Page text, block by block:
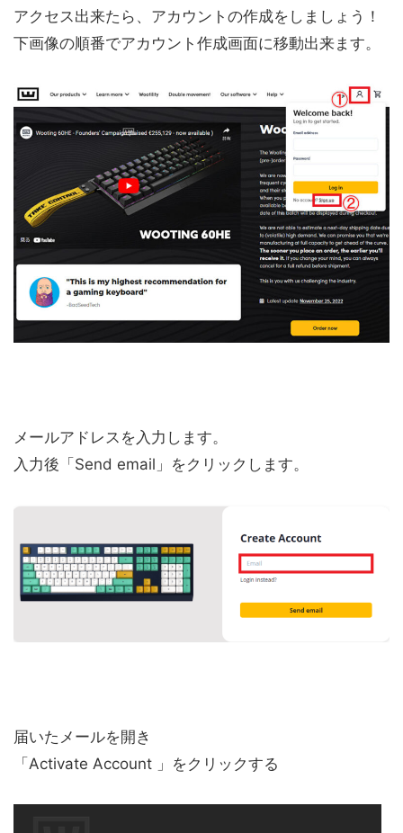
アクセス出来たら、アカウントの作成をしましょう！
下画像の順番でアカウント作成画面に移動出来ます。
メールアドレスを入力します。
入力後「Send email 」をクリックします。
届いたメールを開き
「Activate Account 」をクリックする